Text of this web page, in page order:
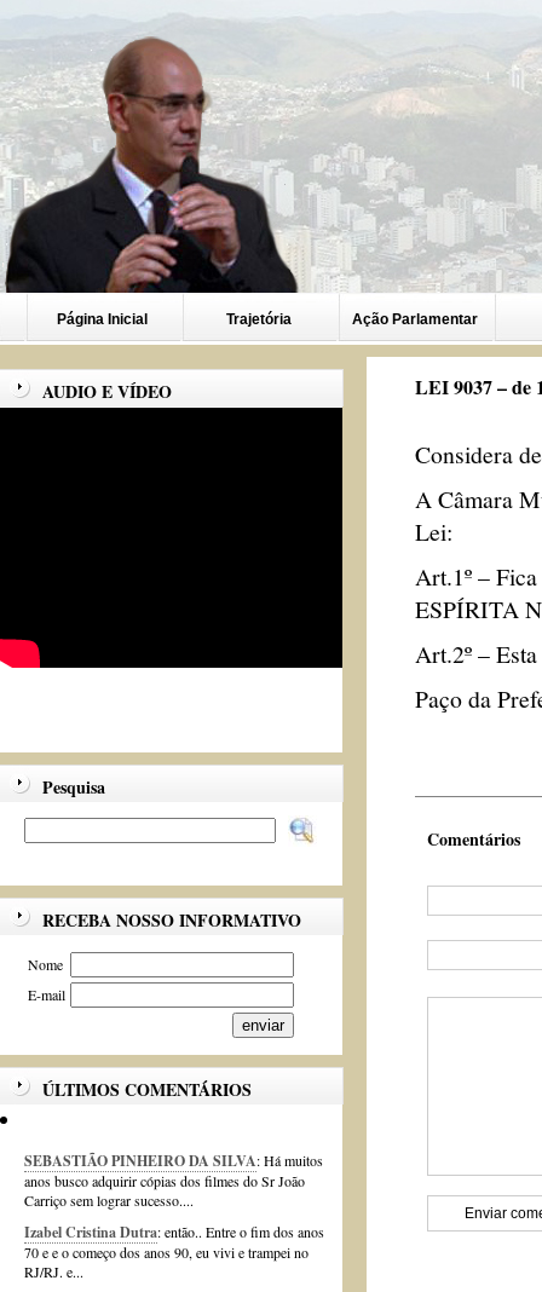
Página Inicial Trajetória Ação Parlamentar
AUDIO E VÍDEO
Pesquisa
RECEBA NOSSO INFORMATIVO
Nome
E-mail
ÚLTIMOS COMENTÁRIOS
SEBASTIÃO PINHEIRO DA SILVA: Há muitos
anos busco adquirir cópias dos filmes do Sr João
Carriço sem lograr sucesso....
Izabel Cristina Dutra: então.. Entre o fim dos anos
70 e e o começo dos anos 90, eu vivi e trampei no
RJ/RJ. e...
LEI 9037 – de
Considera
A Câmara
Lei:
Art.1º –
ESPÍRITA
Art.2º –
Paço da
Comentários